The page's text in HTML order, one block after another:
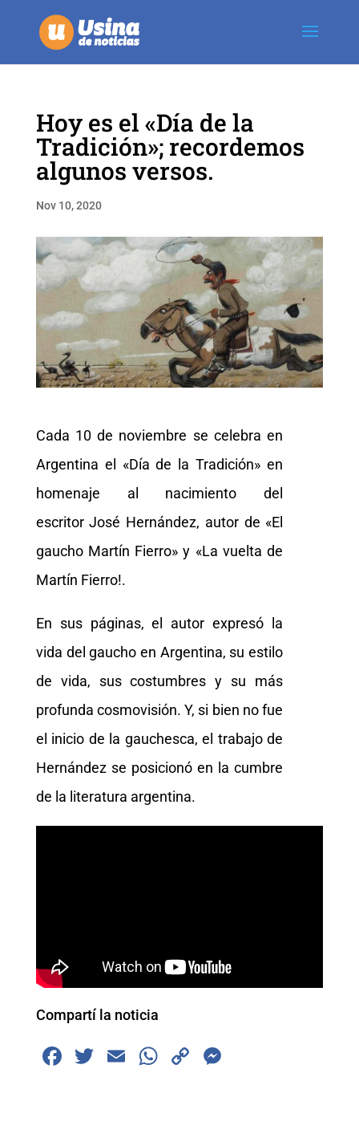
Hoy es el «Día de la
Tradición»; recordemos
algunos versos.
Nov 10, 2020
Cada 10 de noviembre se celebra en
Argentina el «Día de la Tradición» en
homenaje al nacimiento del
escritor José Hernández, autor de «El
gaucho Martín Fierro» y «La vuelta de
Martín Fierro!.
En sus páginas, el autor expresó la
vida del gaucho en Argentina, su estilo
de vida, sus costumbres y su más
profunda cosmovisión. Y, si bien no fue
el inicio de la gauchesca, el trabajo de
Hernández se posicionó en la cumbre
de la literatura argentina.
Compartí la noticia
F
T
E
W
C